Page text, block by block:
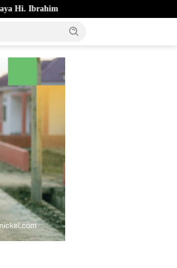
Pemkot Ternate Cairkan Bonus Atlet